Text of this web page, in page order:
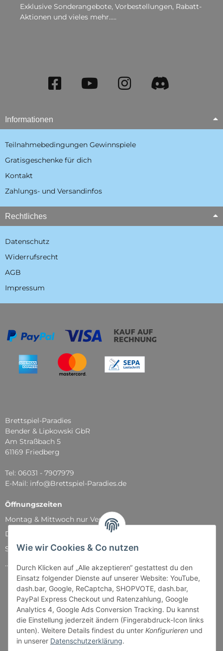
Wie wir Cookies & Co nutzen
Durch Klicken auf „Alle akzeptieren“ gestattest du den
Einsatz folgender Dienste auf unserer Website: YouTube,
dash.bar, Google, ReCaptcha, SHOPVOTE, dash.bar,
PayPal Express Checkout und Ratenzahlung, Google
Analytics 4, Google Ads Conversion Tracking. Du kannst
die Einstellung jederzeit ändern (Fingerabdruck-Icon links
unten). Weitere Details findest du unter Konfigurieren und
in unserer Datenschutzerklärung.
Exklusive Sonderangebote, Vorbestellungen, Rabatt-
Aktionen und vieles mehr.....
Informationen
Teilnahmebedingungen Gewinnspiele
Gratisgeschenke für dich
Kontakt
Zahlungs- und Versandinfos
Rechtliches
Datenschutz
Widerrufsrecht
AGB
Impressum
Brettspiel-Paradies
Bender & Lipkowski GbR
Am Straßbach 5
61169 Friedberg
Tel: 06031 - 7907979
E-Mail: info@Brettspiel-Paradies.de
Öffnungszeiten
Montag & Mittwoch nur Versand
Dienstag, Donnerstag und Freitag: 11:00 - 18:30 Uhr
Samstag: 11:00 - 14:00 Uhr
...und natürlich während unserer Events